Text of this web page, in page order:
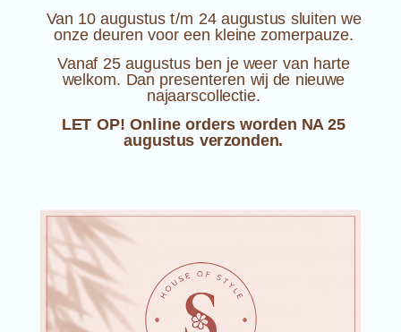
NIEUW
Istanbul Golden
Hour
warme, gouden licht bij
zonsopgang en zonsondergang,
wanneer de stad zich even op een
rustpunt bevindt.
Van 10 augustus t/m 24 augustus sluiten we
onze deuren voor een kleine zomerpauze.
Vanaf 25 augustus ben je weer van harte
welkom. Dan presenteren wij de nieuwe
najaarscollectie.
LET OP! Online orders worden NA 25
augustus verzonden.